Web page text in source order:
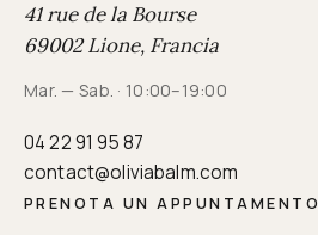
41 rue de la Bourse
69002 Lione, Francia
Mar. — Sab. · 10:00–19:00
04 22 91 95 87
contact@oliviabalm.com
PRENOTA UN APPUNTAMENTO